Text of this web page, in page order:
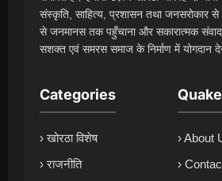
संस्कृति, साहित्य, प्रशासन तथा जनसरोकार से
से जनमानस तक पहुँचाना और सकारात्मक
सशक्त एवं समरस समाज के निर्माण में योगदान
Categories
› खोरठा विशेष
› राजनीति
› About
›